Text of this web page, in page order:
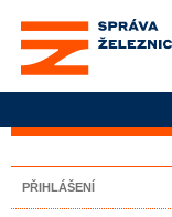
Správa železnic, státní
organizace
PŘIHLÁŠENÍ